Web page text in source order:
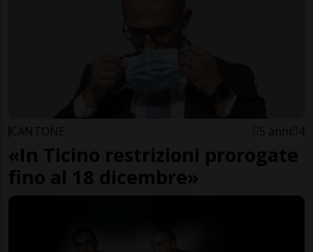
CANTONE 5 anni 4
«In Ticino restrizioni prorogate
fino al 18 dicembre»